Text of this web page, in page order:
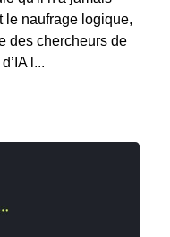
le naufrage logique,
des chercheurs de
l...